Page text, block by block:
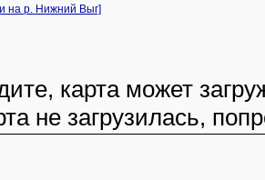
на р. Нижний Выг]
карта может
не загрузилась,